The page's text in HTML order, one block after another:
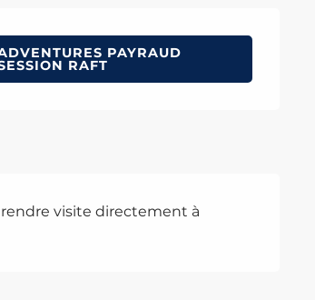
PAYRAUD
RAFT
visite directement à